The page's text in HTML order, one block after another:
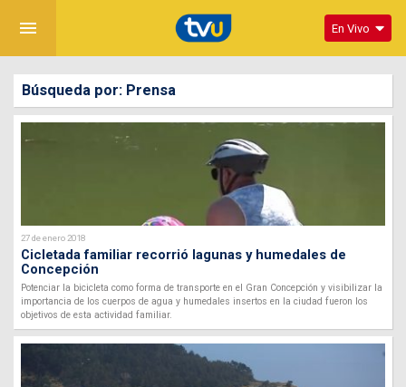
menu En Vivo
Búsqueda por: Prensa
27 de enero 2018
Cicletada familiar recorrió lagunas y humedales de
Concepción
Potenciar la bicicleta como forma de transporte en el Gran Concepción y visibilizar la
importancia de los cuerpos de agua y humedales insertos en la ciudad fueron los
objetivos de esta actividad familiar.